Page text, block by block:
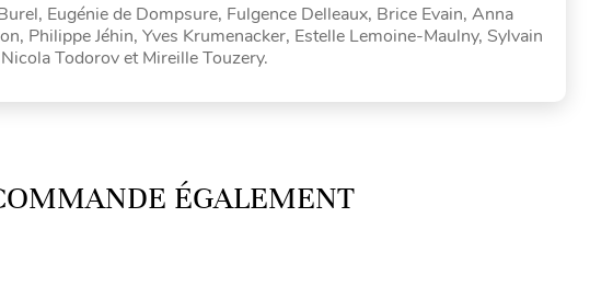
Eugénie de Dompsure, Fulgence Delleaux, Brice Evain, Anna
Philippe Jéhin, Yves Krumenacker, Estelle Lemoine-Maulny, Sylvain
Todorov et Mireille Touzery.
ÉGALEMENT